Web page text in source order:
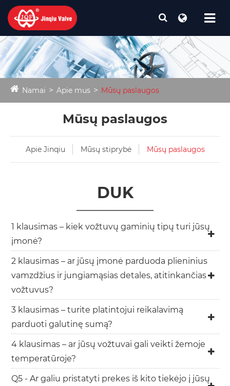
Namai Apie mus Mūsų paslaugos
Mūsų paslaugos
Apie Jinqiu Mūsų stiprybė Mūsų paslaugos
DUK
1 klausimas – kiek vožtuvų gaminių tipų turi jūsų
įmonė?
2 klausimas – ar jūsų įmonė parduoda plieninius
vamzdžius ir jungiamąsias detales, atitinkančias
vožtuvus?
3 klausimas – turite platintojui reikalavimą
parduoti galutinę sumą?
4 klausimas – ar jūsų vožtuvai gali veikti žemoje
temperatūroje?
Q5 - Ar galiu pristatyti prekes iš kito tiekėjo į jūsų